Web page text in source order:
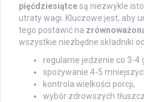
pięćdziesiątcesą niezwykle
utraty wagi. Kluczowe jest, aby
tego postawić na
wszystkie niezbędne składniki
regularne jedzenie co 3-4
spożywanie 4-5
kontrola wielkości porcji,
wybór zdrowszych